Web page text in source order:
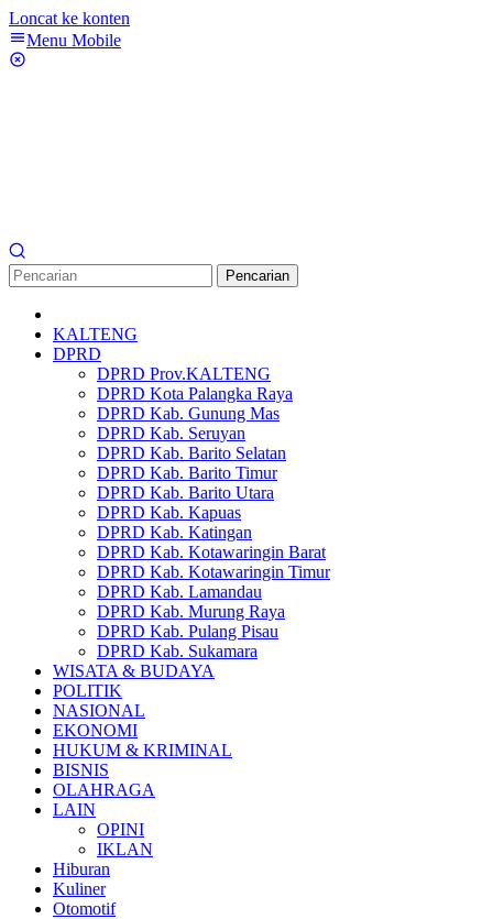
Loncat ke konten
Menu Mobile
Pencarian
KALTENG
DPRD
DPRD Prov.KALTENG
DPRD Kota Palangka Raya
DPRD Kab. Gunung Mas
DPRD Kab. Seruyan
DPRD Kab. Barito Selatan
DPRD Kab. Barito Timur
DPRD Kab. Barito Utara
DPRD Kab. Kapuas
DPRD Kab. Katingan
DPRD Kab. Kotawaringin Barat
DPRD Kab. Kotawaringin Timur
DPRD Kab. Lamandau
DPRD Kab. Murung Raya
DPRD Kab. Pulang Pisau
DPRD Kab. Sukamara
WISATA & BUDAYA
POLITIK
NASIONAL
EKONOMI
HUKUM & KRIMINAL
BISNIS
OLAHRAGA
LAIN
OPINI
IKLAN
Hiburan
Kuliner
Otomotif